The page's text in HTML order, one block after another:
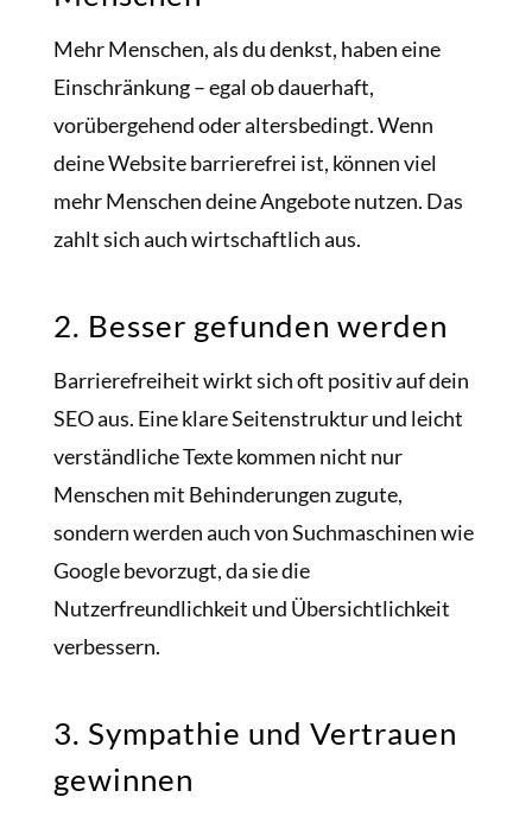
Mehr Menschen, als du denkst, haben eine
Einschränkung – egal ob dauerhaft,
vorübergehend oder altersbedingt. Wenn
deine Website barrierefrei ist, können viel
mehr Menschen deine Angebote nutzen. Das
zahlt sich auch wirtschaftlich aus.
2. Besser gefunden werden
Barrierefreiheit wirkt sich oft positiv auf dein
SEO aus. Eine klare Seitenstruktur und leicht
verständliche Texte kommen nicht nur
Menschen mit Behinderungen zugute,
sondern werden auch von Suchmaschinen wie
Google bevorzugt, da sie die
Nutzerfreundlichkeit und Übersichtlichkeit
verbessern.
3. Sympathie und Vertrauen
gewinnen